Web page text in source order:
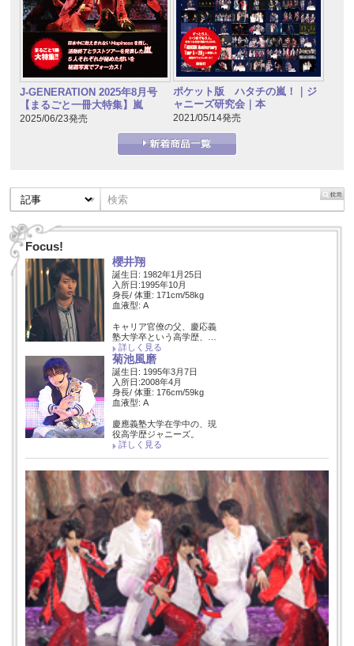
J-GENERATION 2025年8月号
【まるごと一冊大特集】嵐
2025/06/23発売
ポケット版 ハタチの嵐！｜ジ
ャニーズ研究会｜本
2021/05/14発売
Focus!
櫻井翔
誕生日: 1982年1月25日
入所日:1995年10月
身長/ 体重: 171cm/58kg
血液型: A
キャリア官僚の父、慶応義
塾大学卒という高学歴、…
詳しく見る
菊池風磨
誕生日: 1995年3月7日
入所日:2008年4月
身長/ 体重: 176cm/59kg
血液型: A
慶應義塾大学在学中の、現
役高学歴ジャニーズ。
詳しく見る